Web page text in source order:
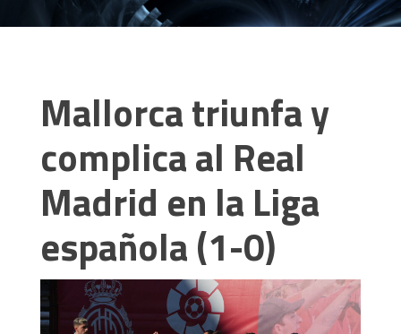
Mallorca triunfa y
complica al Real
Madrid en la Liga
española (1-0)